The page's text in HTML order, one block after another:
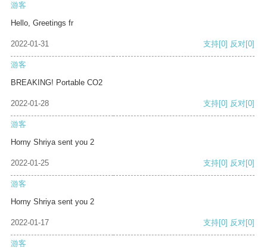
游客
Hello, Greetings fr
2022-01-31 支持[0] 反对[0]
游客
BREAKING! Portable CO2
2022-01-28 支持[0] 反对[0]
游客
Horny Shriya sent you 2
2022-01-25 支持[0] 反对[0]
游客
Horny Shriya sent you 2
2022-01-17 支持[0] 反对[0]
游客